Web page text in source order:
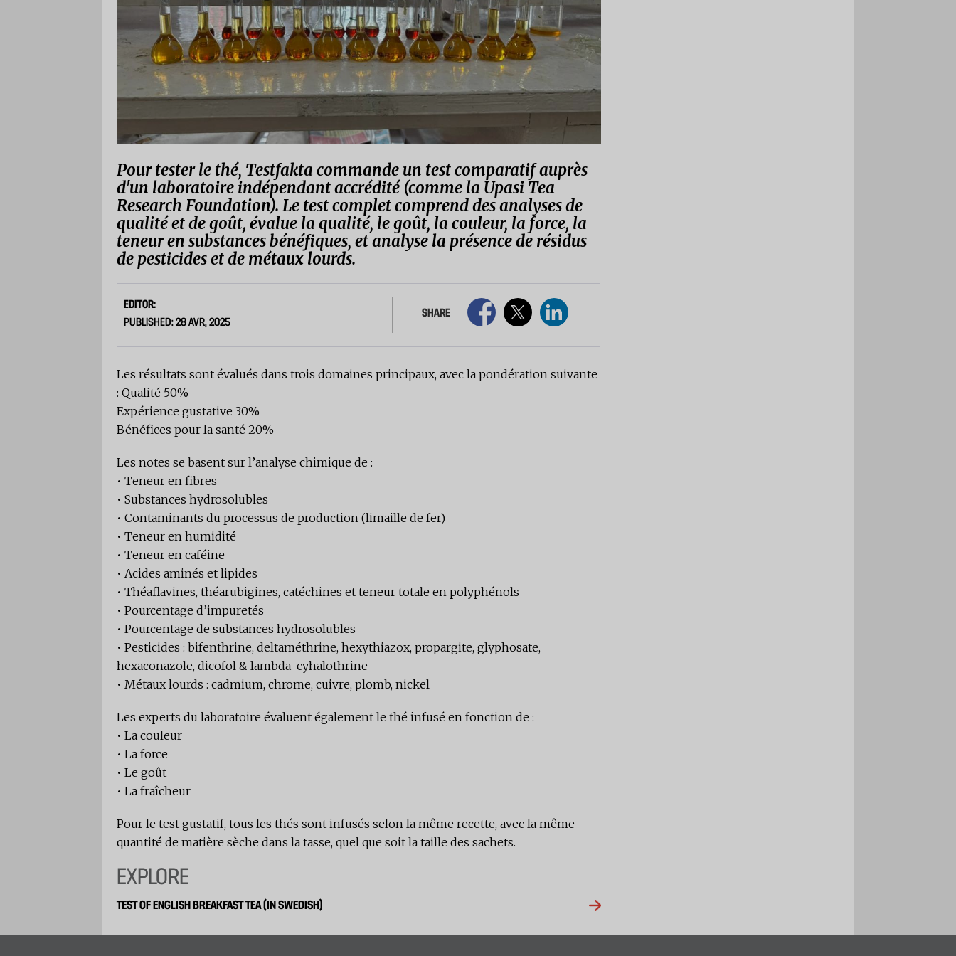
Pour tester le thé, Testfakta commande un test comparatif auprès
d'un laboratoire indépendant accrédité (comme la Upasi Tea
Research Foundation). Le test complet comprend des analyses de
qualité et de goût, évalue la qualité, le goût, la couleur, la force, la
teneur en substances bénéfiques, et analyse la présence de résidus
de pesticides et de métaux lourds.
EDITOR:
PUBLISHED: 28 AVR, 2025
SHARE
Les résultats sont évalués dans trois domaines principaux, avec la pondération suivante
: Qualité 50%
Expérience gustative 30%
Bénéfices pour la santé 20%
Les notes se basent sur l’analyse chimique de :
• Teneur en fibres
• Substances hydrosolubles
• Contaminants du processus de production (limaille de fer)
• Teneur en humidité
• Teneur en caféine
• Acides aminés et lipides
• Théaflavines, théarubigines, catéchines et teneur totale en polyphénols
• Pourcentage d’impuretés
• Pourcentage de substances hydrosolubles
• Pesticides : bifenthrine, deltaméthrine, hexythiazox, propargite, glyphosate,
hexaconazole, dicofol & lambda-cyhalothrine
• Métaux lourds : cadmium, chrome, cuivre, plomb, nickel
Les experts du laboratoire évaluent également le thé infusé en fonction de :
• La couleur
• La force
• Le goût
• La fraîcheur
Pour le test gustatif, tous les thés sont infusés selon la même recette, avec la même
quantité de matière sèche dans la tasse, quel que soit la taille des sachets.
EXPLORE
TEST OF ENGLISH BREAKFAST TEA (IN SWEDISH)